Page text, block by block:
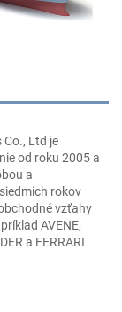
Ltd je
od roku 2005 a
a
rokov
vzťahy
AVENE,
a FERRARI